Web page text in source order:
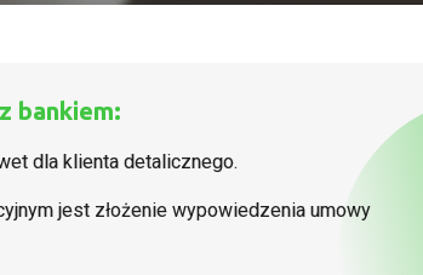
bankiem:
dla klienta detalicznego.
jest złożenie wypowiedzenia umowy